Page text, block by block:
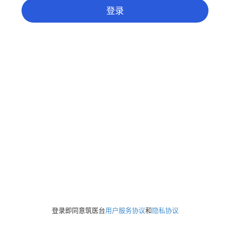
登录
登录即同意筑医台用户服务协议和 隐私协议